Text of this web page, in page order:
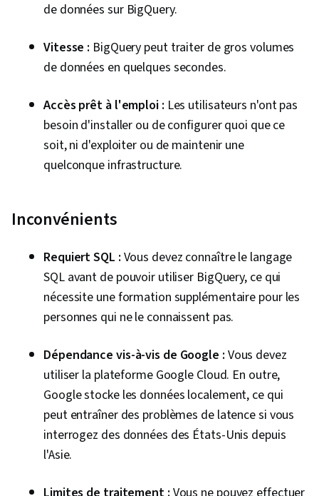
de données sur BigQuery.
Vitesse : BigQuery peut traiter de gros volumes
de données en quelques secondes.
Accès prêt à l'emploi : Les utilisateurs n'ont pas
besoin d'installer ou de configurer quoi que ce
soit, ni d'exploiter ou de maintenir une
quelconque infrastructure.
Inconvénients
Requiert SQL : Vous devez connaître le langage
SQL avant de pouvoir utiliser BigQuery, ce qui
nécessite une formation supplémentaire pour les
personnes qui ne le connaissent pas.
Dépendance vis-à-vis de Google : Vous devez
utiliser la plateforme Google Cloud. En outre,
Google stocke les données localement, ce qui
peut entraîner des problèmes de latence si vous
interrogez des données des États-Unis depuis
l'Asie.